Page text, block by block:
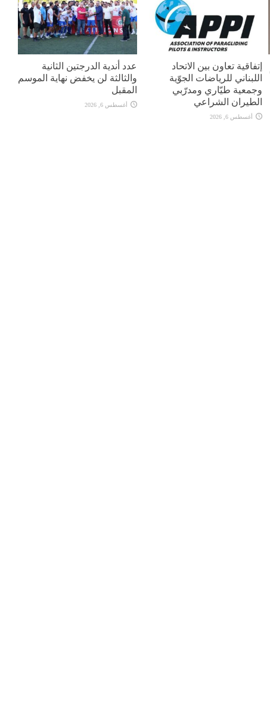
إتفاقية تعاون بين الاتحاد
اللبناني للرياضات الجوّية
وجمعية طيّاري ومدرّبي
الطيران الشراعي
أغسطس 6, 2026
عدد أندية الدرجتين الثانية
والثالثة لن يخفض نهاية الموسم
المقبل
أغسطس 6, 2026